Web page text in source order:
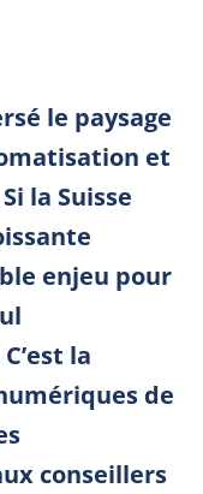
le paysage
et
la Suisse
enjeu pour
la
de
conseillers